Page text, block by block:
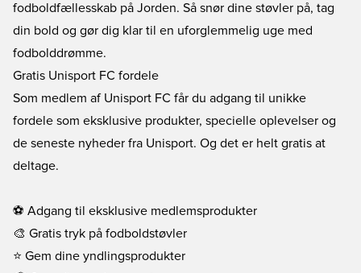
fodboldfællesskab på Jorden. Så snør dine støvler på, tag
din bold og gør dig klar til en uforglemmelig uge med
fodbolddrømme.
Gratis Unisport FC fordele
Som medlem af Unisport FC får du adgang til unikke
fordele som eksklusive produkter, specielle oplevelser og
de seneste nyheder fra Unisport. Og det er helt gratis at
deltage.
⚽ Adgang til eksklusive medlemsprodukter
🎨 Gratis tryk på fodboldstøvler
⭐ Gem dine yndlingsprodukter